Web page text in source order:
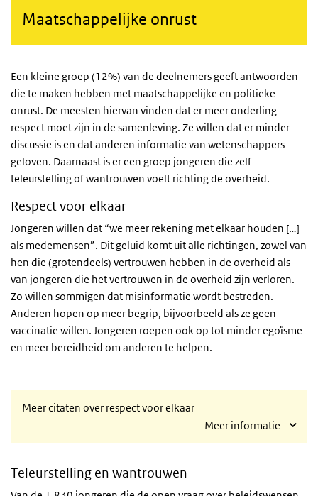
Maatschappelijke onrust
Een kleine groep (12%) van de deelnemers geeft antwoorden
die te maken hebben met maatschappelijke en politieke
onrust. De meesten hiervan vinden dat er meer onderling
respect moet zijn in de samenleving. Ze willen dat er minder
discussie is en dat anderen informatie van wetenschappers
geloven. Daarnaast is er een groep jongeren die zelf
teleurstelling of wantrouwen voelt richting de overheid.
Respect voor elkaar
Jongeren willen dat “we meer rekening met elkaar houden […]
als medemensen”. Dit geluid komt uit alle richtingen, zowel van
hen die (grotendeels) vertrouwen hebben in de overheid als
van jongeren die het vertrouwen in de overheid zijn verloren.
Zo willen sommigen dat misinformatie wordt bestreden.
Anderen hopen op meer begrip, bijvoorbeeld als ze geen
vaccinatie willen. Jongeren roepen ook op tot minder egoïsme
en meer bereidheid om anderen te helpen.
Meer citaten over respect voor elkaar
Meer informatie
Teleurstelling en wantrouwen